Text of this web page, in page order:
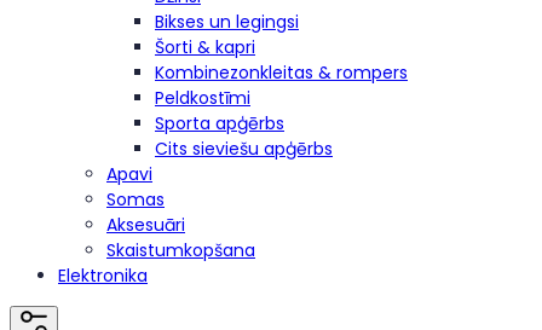
Bikses un legingsi
Šorti & kapri
Kombinezonkleitas & rompers
Peldkostīmi
Sporta apģērbs
Cits sieviešu apģērbs
Apavi
Somas
Aksesuāri
Skaistumkopšana
Elektronika